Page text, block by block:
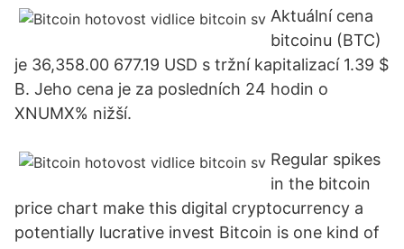
Aktuální cena
bitcoinu (BTC)
je 36,358.00 677.19 USD s tržní kapitalizací 1.39 $
B. Jeho cena je za posledních 24 hodin o
XNUMX% nižší.
Regular spikes
in the bitcoin
price chart make this digital cryptocurrency a
potentially lucrative invest Bitcoin is one kind of